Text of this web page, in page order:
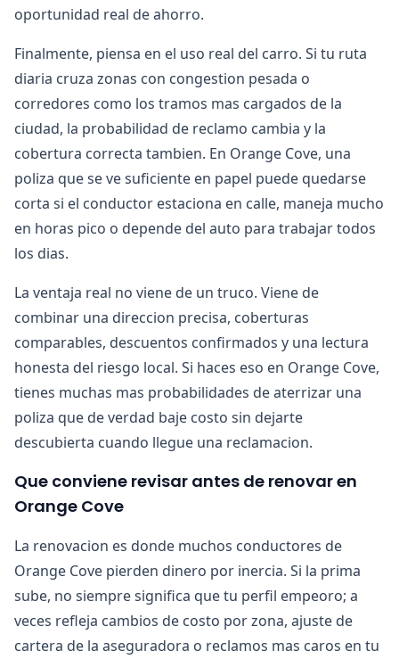
oportunidad real de ahorro.
Finalmente, piensa en el uso real del carro. Si tu ruta
diaria cruza zonas con congestion pesada o
corredores como los tramos mas cargados de la
ciudad, la probabilidad de reclamo cambia y la
cobertura correcta tambien. En Orange Cove, una
poliza que se ve suficiente en papel puede quedarse
corta si el conductor estaciona en calle, maneja mucho
en horas pico o depende del auto para trabajar todos
los dias.
La ventaja real no viene de un truco. Viene de
combinar una direccion precisa, coberturas
comparables, descuentos confirmados y una lectura
honesta del riesgo local. Si haces eso en Orange Cove,
tienes muchas mas probabilidades de aterrizar una
poliza que de verdad baje costo sin dejarte
descubierta cuando llegue una reclamacion.
Que conviene revisar antes de renovar en
Orange Cove
La renovacion es donde muchos conductores de
Orange Cove pierden dinero por inercia. Si la prima
sube, no siempre significa que tu perfil empeoro; a
veces refleja cambios de costo por zona, ajuste de
cartera de la aseguradora o reclamos mas caros en tu